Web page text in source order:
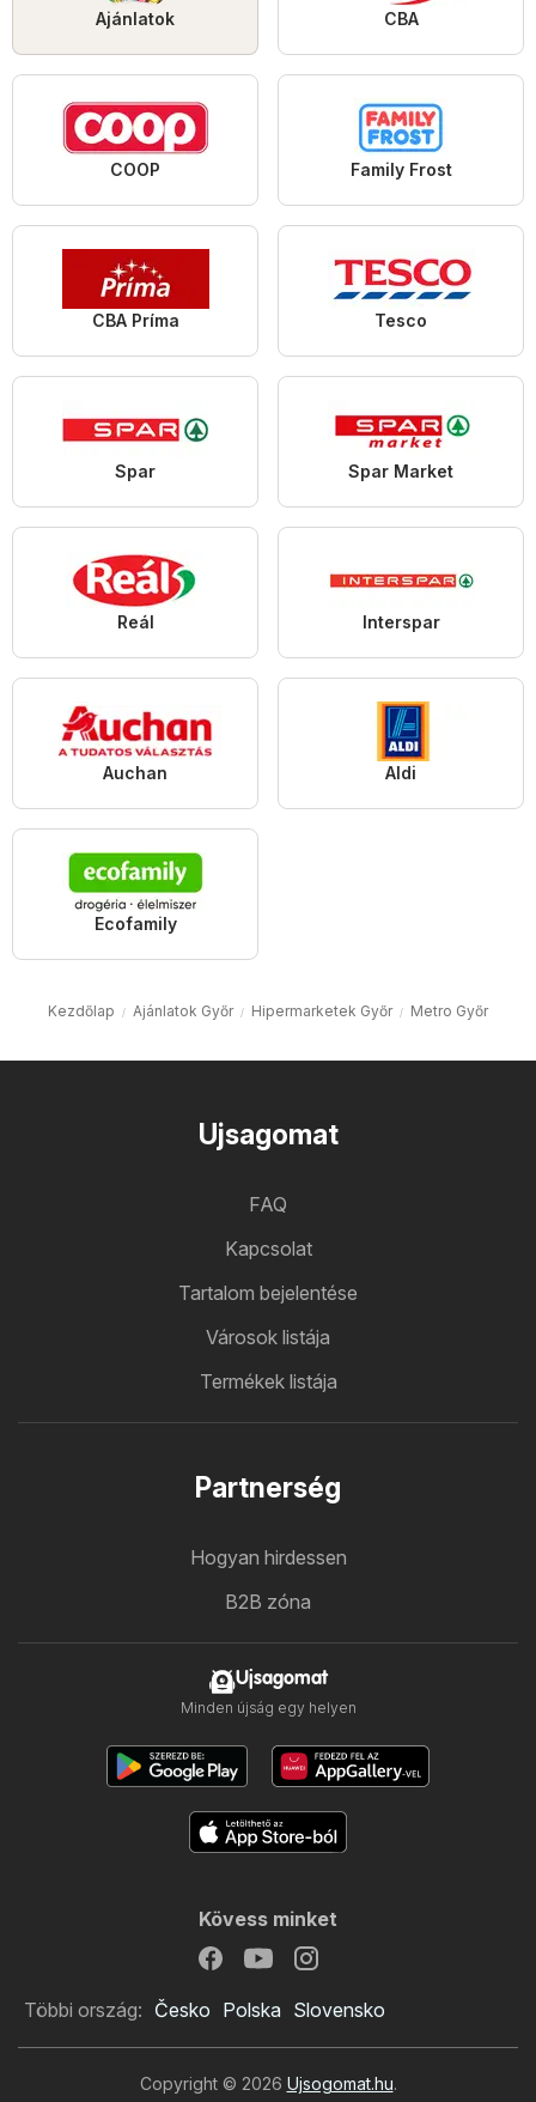
Ajánlatok CBA
COOP Family Frost
CBA Príma Tesco
Spar Spar Market
Reál Interspar
Auchan Aldi
Ecofamily
Kezdőlap Ajánlatok Győr Hipermarketek Győr Metro Győr
Ujsagomat
FAQ
Kapcsolat
Tartalom bejelentése
Városok listája
Termékek listája
Partnerség
Hogyan hirdessen
B2B zóna
Ujsagomat
Minden újság egy helyen
Kövess minket
Többi ország: Česko Polska Slovensko
Copyright © 2026 Ujsogomat.hu.